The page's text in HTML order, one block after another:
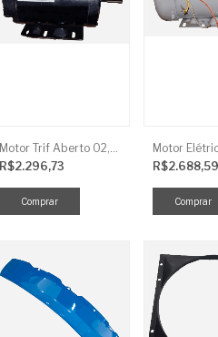
Motor Trif Aberto 02,00CV 4P
R$2.296,73
R$2.688,59